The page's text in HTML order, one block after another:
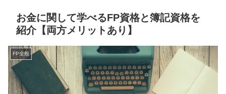
お金に関して学べるFP資格と簿記資格を
紹介【両方メリットあり】
FP全般